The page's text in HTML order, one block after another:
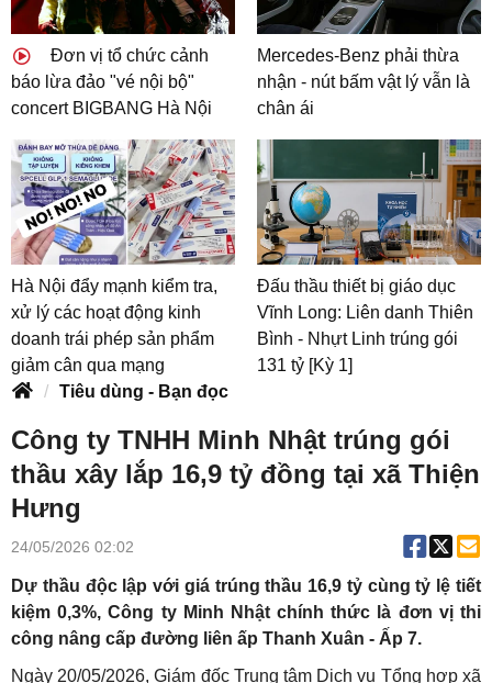
Đơn vị tổ chức cảnh
báo lừa đảo "vé nội bộ"
concert BIGBANG Hà Nội
Mercedes-Benz phải thừa
nhận - nút bấm vật lý vẫn là
chân ái
Hà Nội đẩy mạnh kiểm tra,
xử lý các hoạt động kinh
doanh trái phép sản phẩm
giảm cân qua mạng
Đấu thầu thiết bị giáo dục
Vĩnh Long: Liên danh Thiên
Bình - Nhựt Linh trúng gói
131 tỷ [Kỳ 1]
Tiêu dùng - Bạn đọc
Công ty TNHH Minh Nhật trúng gói
thầu xây lắp 16,9 tỷ đồng tại xã Thiện
Hưng
24/05/2026 02:02
Dự thầu độc lập với giá trúng thầu 16,9 tỷ cùng tỷ lệ tiết
kiệm 0,3%, Công ty Minh Nhật chính thức là đơn vị thi
công nâng cấp đường liên ấp Thanh Xuân - Ấp 7.
Ngày 20/05/2026, Giám đốc Trung tâm Dịch vụ Tổng hợp xã